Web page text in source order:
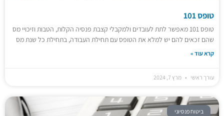
טופס 101
טופס 101 מאפשר לתת לעובדים ולמקבלי קצבת פנסיה הקלות, הטבות וזיכויי מס
שהם זכאים להם יש למלא את הטופס עם תחילת העבודה, בתחילת כל שנת מס
קרא עוד »
עורך ראשי מרץ 7, 2024
ביטוח פנסיוני